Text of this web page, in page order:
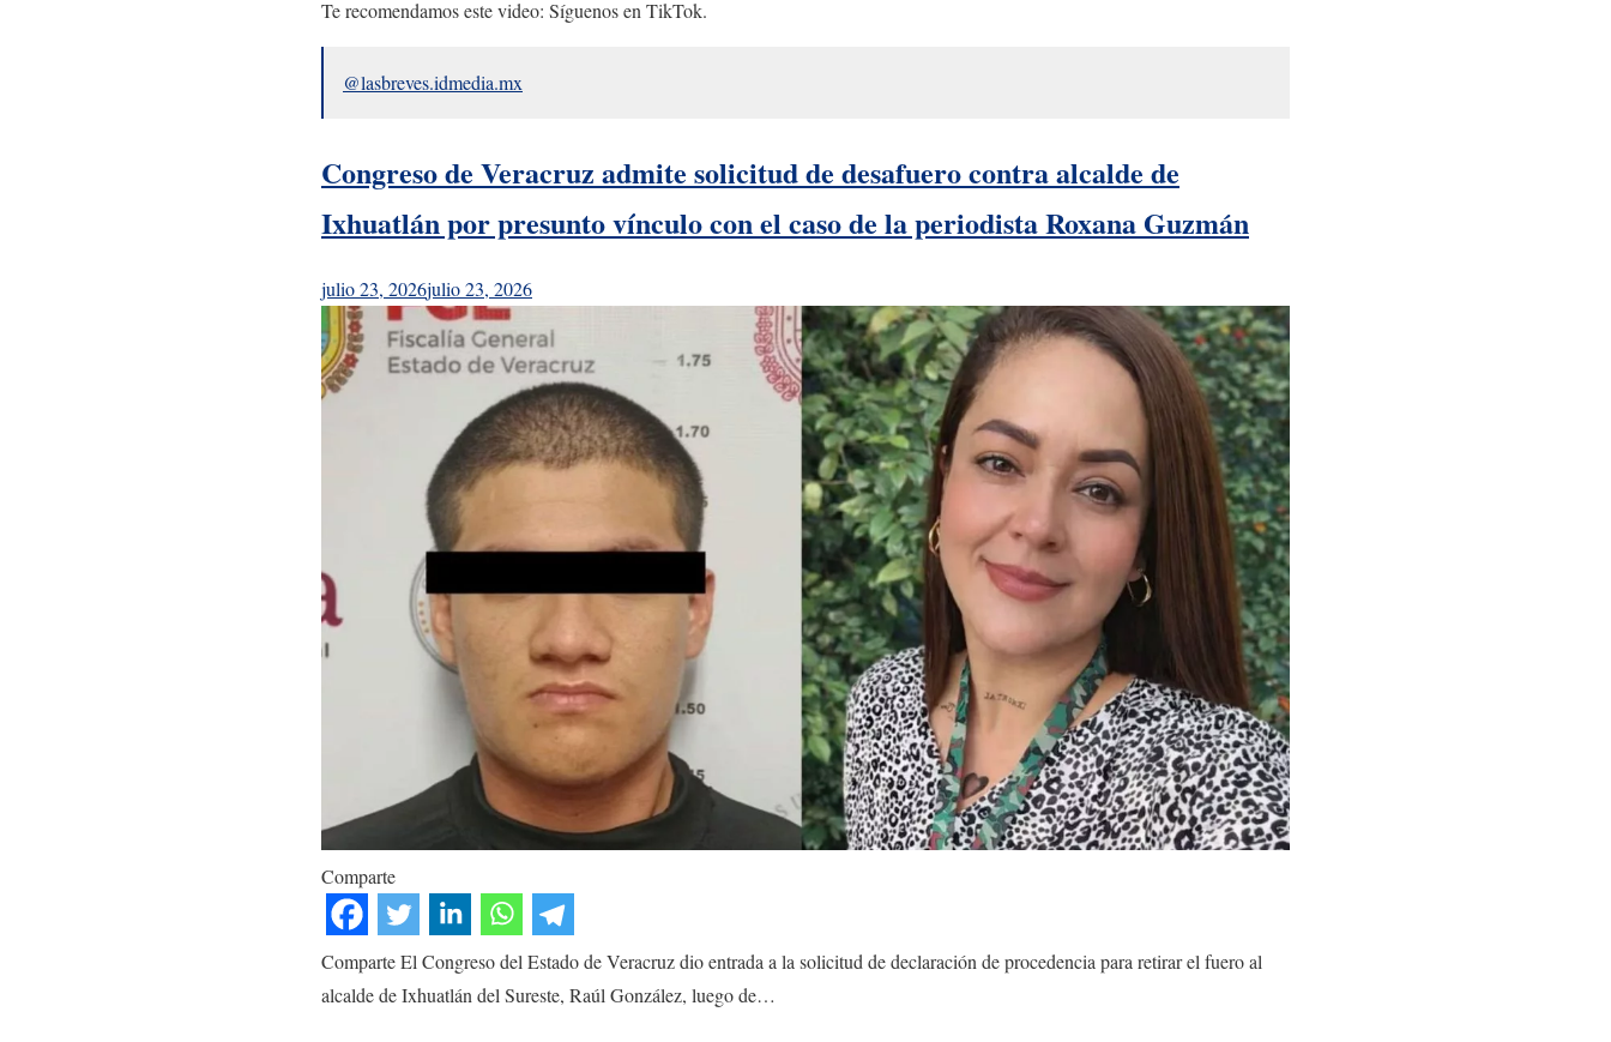
Te recomendamos este video: Síguenos en TikTok.
@lasbreves.idmedia.mx
Congreso de Veracruz admite solicitud de desafuero contra alcalde de
Ixhuatlán por presunto vínculo con el caso de la periodista Roxana Guzmán
julio 23, 2026julio 23, 2026
Comparte
Comparte El Congreso del Estado de Veracruz dio entrada a la solicitud de declaración de procedencia para retirar el fuero al
alcalde de Ixhuatlán del Sureste, Raúl González, luego de…